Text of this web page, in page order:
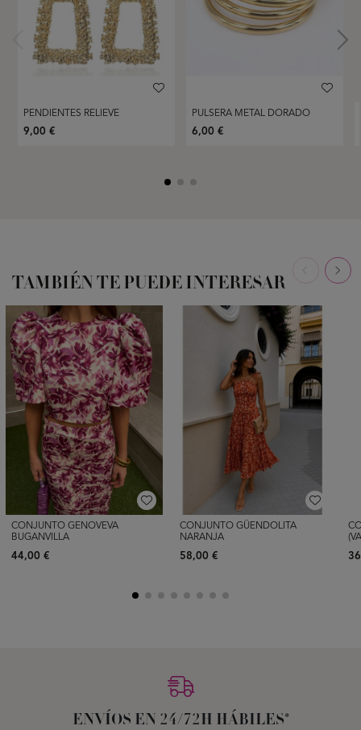
PENDIENTES RELIEVE
9,00 €
PULSERA METAL DORADO
6,00 €
TAMBIÉN TE PUEDE INTERESAR
CONJUNTO GENOVEVA
BUGANVILLA
44,00 €
CONJUNTO GÜENDOLITA
NARANJA
58,00 €
ENVÍOS EN 24/72H HÁBILES*